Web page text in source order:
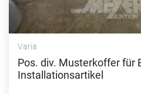
Varia
Pos. div. Musterkoffer für
Installationsartikel